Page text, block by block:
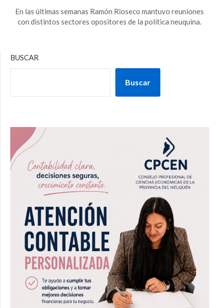
En las últimas semanas Ramón Rioseco mantuvo reuniones
con distintos sectores opositores de la política neuquina.
BUSCAR
Buscar